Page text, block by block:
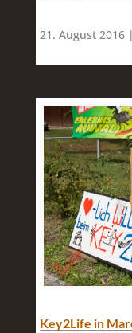
21. August 2016 |
Key2Life in